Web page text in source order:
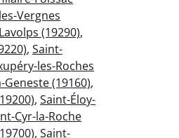
Vergnes
(19290),
, Saint-
les-Roches
(19160),
, Saint-Éloy-
Cyr-la-Roche
, Saint-